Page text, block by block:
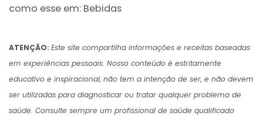
como esse em: Bebidas
ATENÇÃO: Este site compartilha informações e receitas baseadas
em experiências pessoais. Nosso conteúdo é estritamente
educativo e inspiracional, não tem a intenção de ser, e não devem
ser utilizadas para diagnosticar ou tratar qualquer problema de
saúde. Consulte sempre um profissional de saúde qualificado